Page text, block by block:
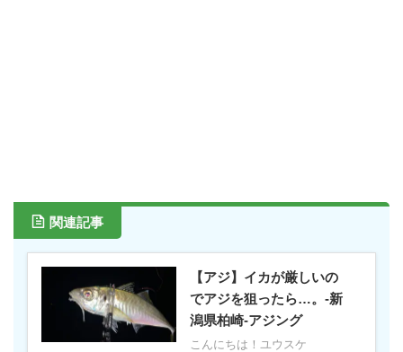
関連記事
【アジ】イカが厳しいの
でアジを狙ったら…。-新
潟県柏崎-アジング
こんにちは！ユウスケ